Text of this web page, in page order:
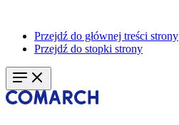
Przejdź do głównej treści strony
Przejdź do stopki strony